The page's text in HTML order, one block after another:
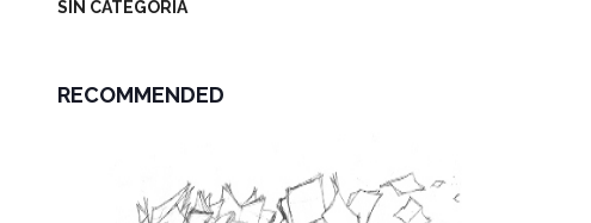
SIN CATEGORÍA
RECOMMENDED